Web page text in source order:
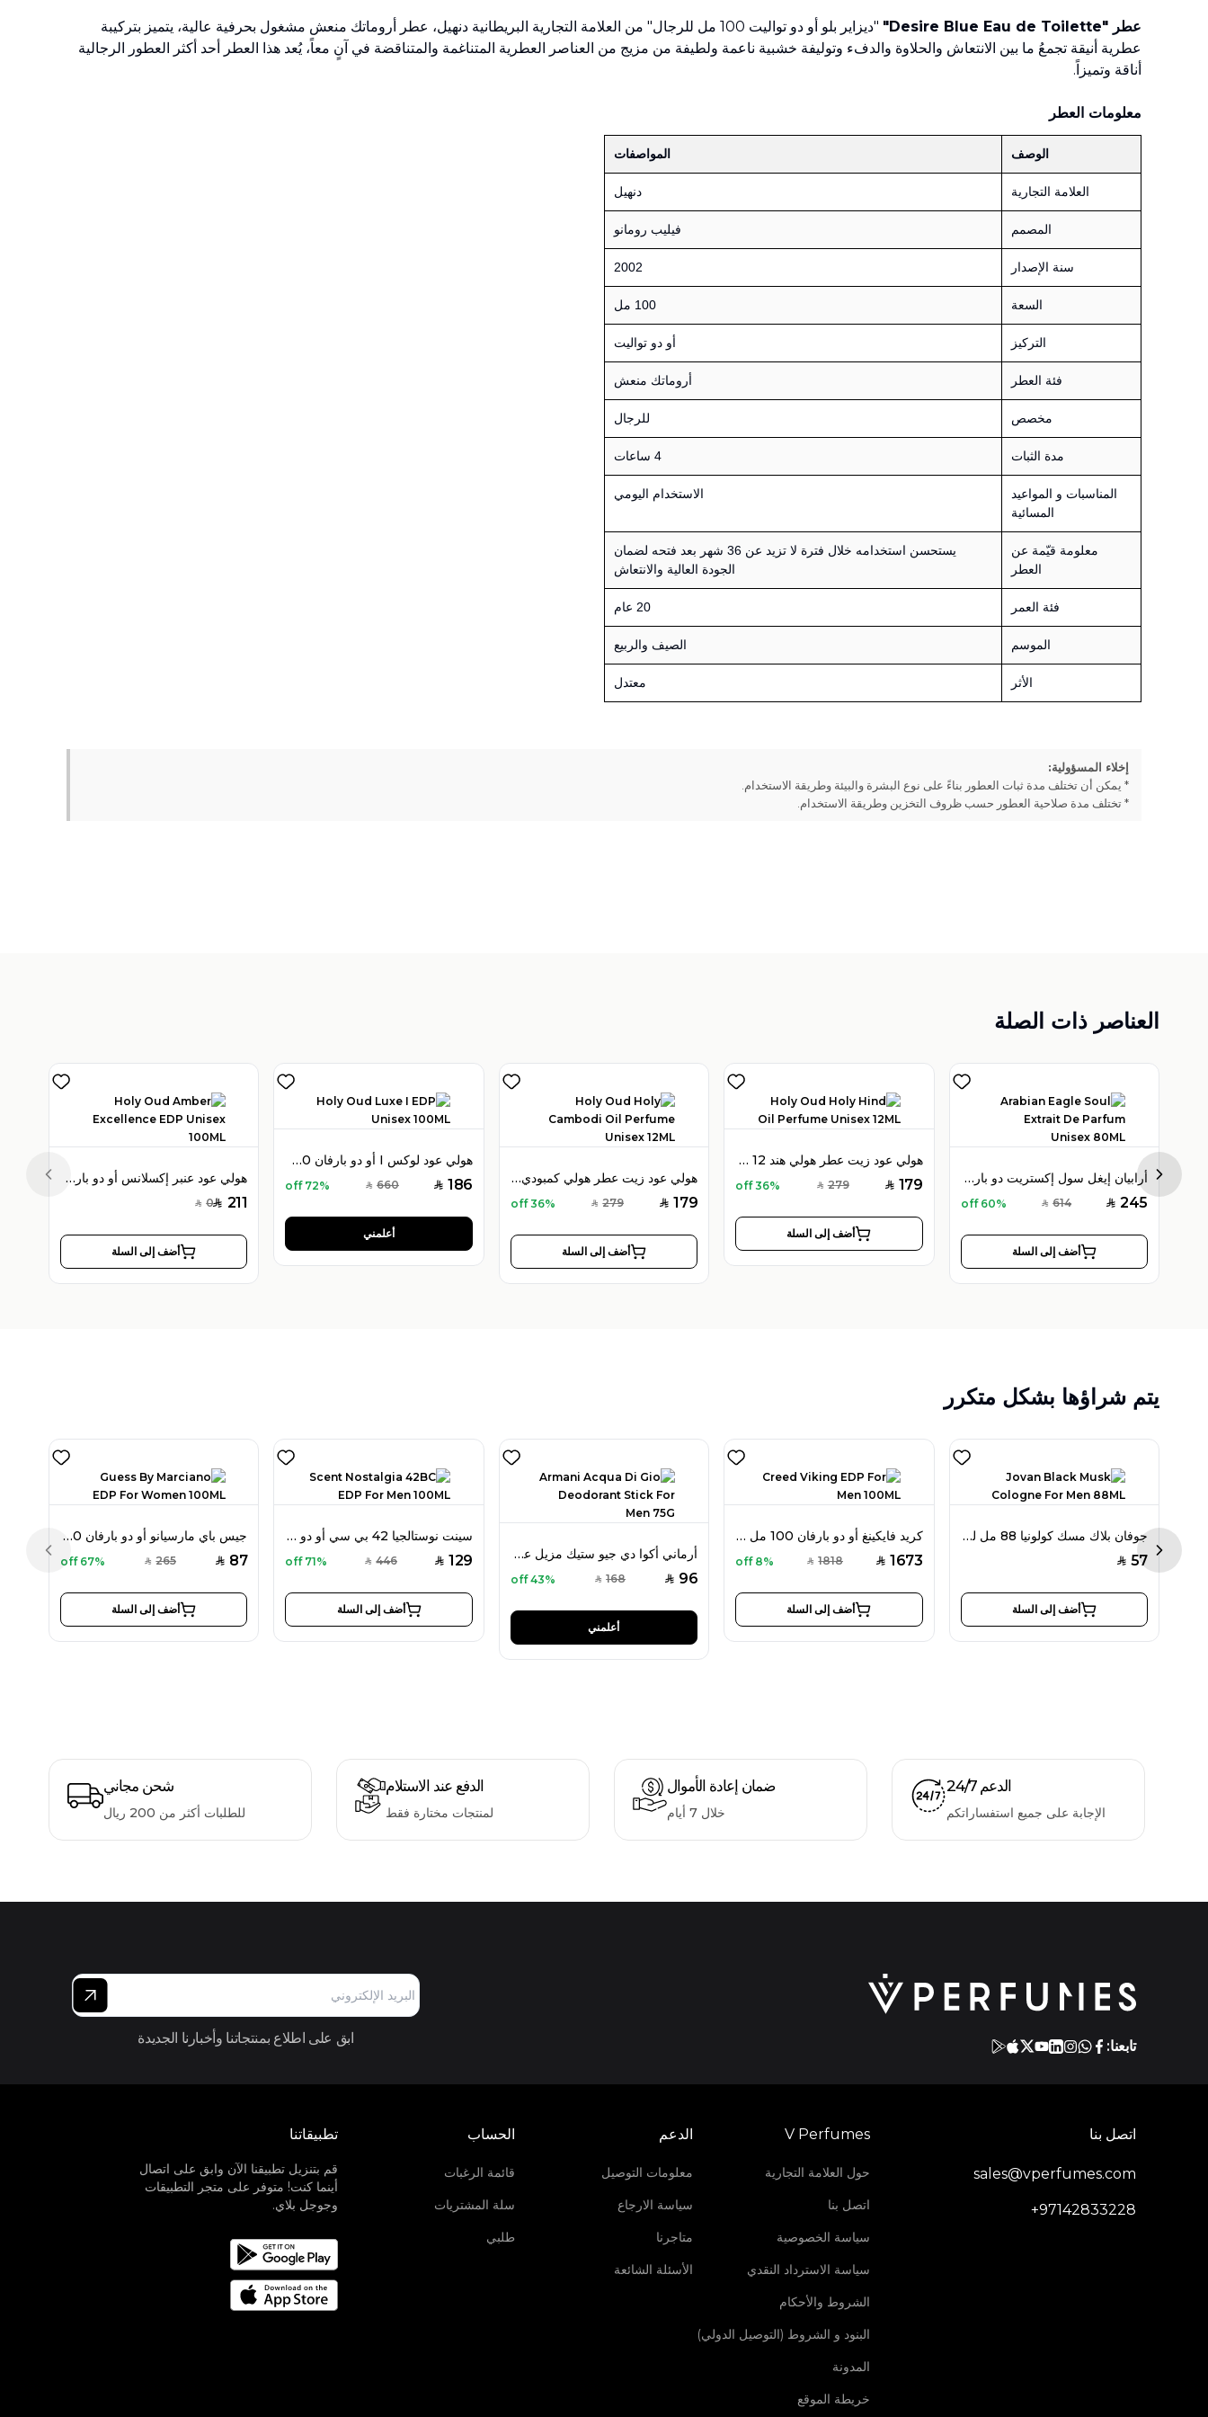
عطر "Desire Blue Eau de Toilette"
"ديزاير بلو أو دو تواليت 100 مل للرجال" من العلامة التجارية البريطانية دنهيل، عطر أروماتك منعش مشغول بحرفية عالية، يتميز بتركيبة
عطرية أنيقة تجمعُ ما بين الانتعاش والحلاوة والدفء وتوليفة خشبية ناعمة ولطيفة من مزيج من العناصر العطرية المتناغمة والمتناقضة في آنٍ معاً، يُعد هذا العطر أحد أكثر العطور الرجالية
أناقة وتميزاً.
معلومات العطر
الوصف المواصفات
العلامة التجارية دنهيل
المصمم فيليب رومانو
سنة الإصدار 2002
السعة 100 مل
التركيز أو دو تواليت
فئة العطر أروماتك منعش
مخصص للرجال
مدة الثبات 4 ساعات
المناسبات و المواعيد
المسائية
الاستخدام اليومي
معلومة قيّمة عن
العطر
يستحسن استخدامه خلال فترة لا تزيد عن 36 شهر بعد فتحه لضمان
الجودة العالية والانتعاش
فئة العمر 20 عام
الموسم الصيف والربيع
الأثر معتدل
إخلاء المسؤولية:
* يمكن أن تختلف مدة ثبات العطور بناءً على نوع البشرة والبيئة وطريقة الاستخدام.
* تختلف مدة صلاحية العطور حسب ظروف التخزين وطريقة الاستخدام.
العناصر ذات الصلة
هولي عود عنبر إكسلانس أو دو بارفان 100 مل للجنسين
SAR 211
SAR 0
أضف إلى السلة
هولي عود لوكس I أو دو بارفان 100 مل للجنسين
SAR 186
SAR 660
72% off
أعلمني
هولي عود زيت عطر هولي كمبودي 12 مل للجنسين
SAR 179
SAR 279
36% off
أضف إلى السلة
هولي عود زيت عطر هولي هند 12 مل للجنسين
SAR 179
SAR 279
36% off
أضف إلى السلة
أرابيان إيغل سول إكستريت دو بارفان 80 مل للرجال
SAR 245
SAR 614
60% off
أضف إلى السلة
Previous slide Next
يتم شراؤها بشكل متكرر
جيس باي مارسيانو أو دو بارفان 100 مل للنساء
SAR 87
SAR 265
67% off
أضف إلى السلة
سينت نوستالجيا 42 بي سي أو دو بارفان 100 مل للرجال
SAR 129
SAR 446
71% off
أضف إلى السلة
أرماني أكوا دي جيو ستيك مزيل عرق 75 جرام للرجال
SAR 96
SAR 168
43% off
أعلمني
كريد فايكينغ أو دو بارفان 100 مل للرجال
SAR 1673
SAR 1818
8% off
أضف إلى السلة
جوفان بلاك مسك كولونيا 88 مل للرجال
SAR 57
أضف إلى السلة
Previous slide Next
شحن مجاني
للطلبات أكثر من 200 ريال
الدفع عند الاستلام
لمنتجات مختارة فقط
ضمان إعادة الأموال
خلال 7 أيام
الدعم 24/7
الإجابة على جميع استفساراتكم
تابعنا: ابق على اطلاع بمنتجاتنا وأخبارنا الجديدة
اتصل بنا
sales@vperfumes.com
+97142833228
V Perfumes
حول العلامة التجارية
اتصل بنا
سياسة الخصوصية
سياسة الاسترداد النقدي
الشروط والأحكام
البنود و الشروط (التوصيل الدولي)
المدونة
خريطة الموقع
الدعم
معلومات التوصيل
سياسة الارجاع
متاجرنا
الأسئلة الشائعة
الحساب
قائمة الرغبات
سلة المشتريات
طلبي
تطبيقاتنا
قم بتنزيل تطبيقنا الآن وابق على اتصال
أينما كنت! متوفر على متجر التطبيقات
وجوجل بلاي.